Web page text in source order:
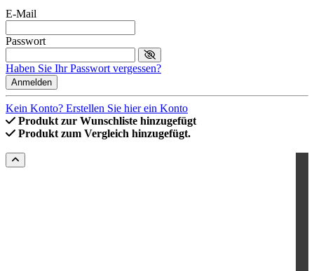
E-Mail
Passwort
Haben Sie Ihr Passwort vergessen?
Anmelden
Kein Konto? Erstellen Sie hier ein Konto
Produkt zur Wunschliste hinzugefügt
Produkt zum Vergleich hinzugefügt.